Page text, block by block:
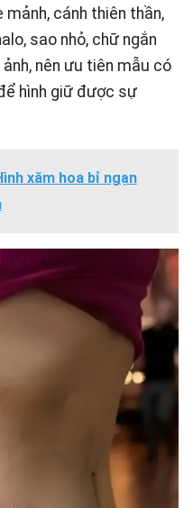
cánh thiên thần,
sao nhỏ, chữ ngắn
nên ưu tiên mẫu có
hình giữ được sự
xăm hoa bỉ ngạn